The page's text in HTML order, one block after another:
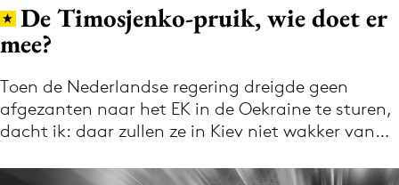
Volg het laatste nieuws via de Adformatie
Nieuws app
De Timosjenko-pruik, wie doet er
mee?
Toen de Nederlandse regering dreigde geen
afgezanten naar het EK in de Oekraine te sturen,
dacht ik: daar zullen ze in Kiev niet wakker van…